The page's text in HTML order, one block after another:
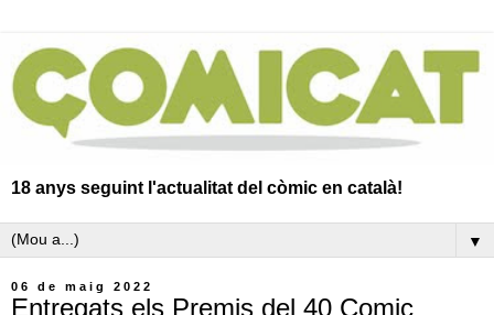
18 anys seguint l'actualitat del còmic en català!
▼
06 de maig 2022
Entregats els Premis del 40 Comic